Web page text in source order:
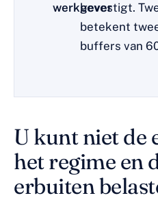
werkgever
bevestigt.
betekent
buffers van
U kunt niet de
het regime en
erbuiten